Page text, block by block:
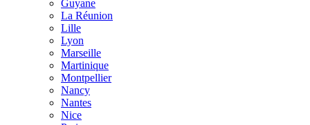
Guyane
La Réunion
Lille
Lyon
Marseille
Martinique
Montpellier
Nancy
Nantes
Nice